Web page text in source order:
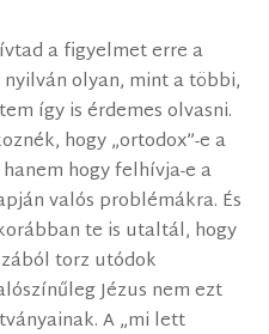
a figyelmet erre a
olyan, mint a többi,
így is érdemes olvasni.
hogy „ortodox”-e a
hogy felhívja-e a
valós problémákra. És
te is utaltál, hogy
torz utódok
Jézus nem ezt
A „mi lett